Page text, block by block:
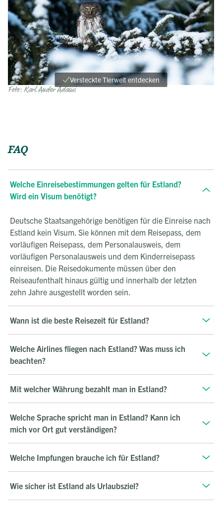
Foto: Karl Ander Adami
Versteckte Tierwelt entdecken
FAQ
Welche Einreisebestimmungen gelten für Estland?
Wird ein Visum benötigt?
Deutsche Staatsangehörige benötigen für die Einreise nach
Estland kein Visum. Sie können mit dem Reisepass, dem
vorläufigen Reisepass, dem Personalausweis, dem
vorläufigen Personalausweis und dem Kinderreisepass
einreisen. Die Reisedokumente müssen über den
Reiseaufenthalt hinaus gültig und innerhalb der letzten
zehn Jahre ausgestellt worden sein.
Wann ist die beste Reisezeit für Estland?
Welche Airlines fliegen nach Estland? Was muss ich
beachten?
Mit welcher Währung bezahlt man in Estland?
Welche Sprache spricht man in Estland? Kann ich
mich vor Ort gut verständigen?
Welche Impfungen brauche ich für Estland?
Wie sicher ist Estland als Urlaubsziel?